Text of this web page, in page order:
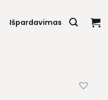
Išpardavimas